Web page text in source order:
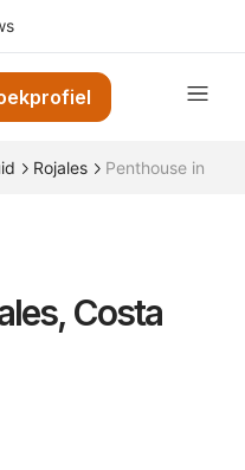
Rojales Penthouse in
Costa